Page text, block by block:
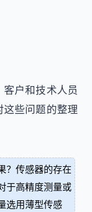
户和技术人员
些问题的整理
？传感器的存在
于高精度测量或
选用薄型传感